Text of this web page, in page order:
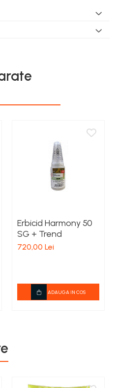
Erbicid Harmony 50
SG + Trend
720,00 Lei
ADAUGA IN COS